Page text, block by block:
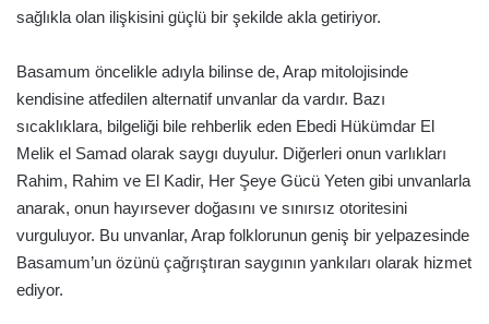
sağlıkla olan ilişkisini güçlü bir şekilde akla getiriyor.
Basamum öncelikle adıyla bilinse de, Arap mitolojisinde
kendisine atfedilen alternatif unvanlar da vardır. Bazı
sıcaklıklara, bilgeliği bile rehberlik eden Ebedi Hükümdar El
Melik el Samad olarak saygı duyulur. Diğerleri onun varlıkları
Rahim, Rahim ve El Kadir, Her Şeye Gücü Yeten gibi unvanlarla
anarak, onun hayırsever doğasını ve sınırsız otoritesini
vurguluyor. Bu unvanlar, Arap folklorunun geniş bir yelpazesinde
Basamum’un özünü çağrıştıran saygının yankıları olarak hizmet
ediyor.